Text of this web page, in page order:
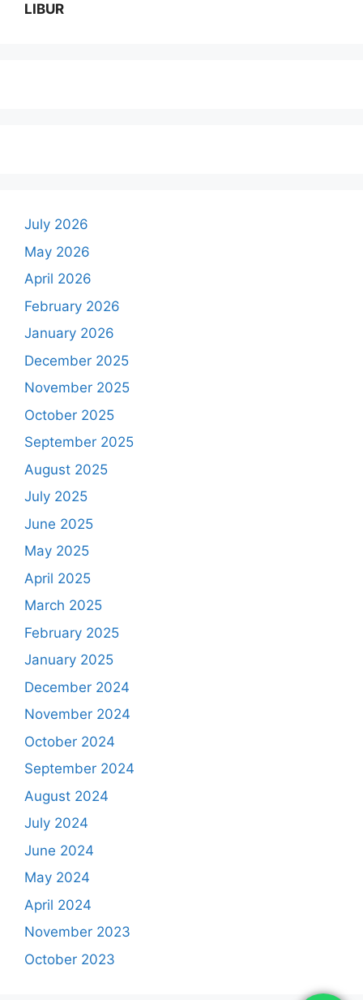
LIBUR
July 2026
May 2026
April 2026
February 2026
January 2026
December 2025
November 2025
October 2025
September 2025
August 2025
July 2025
June 2025
May 2025
April 2025
March 2025
February 2025
January 2025
December 2024
November 2024
October 2024
September 2024
August 2024
July 2024
June 2024
May 2024
April 2024
November 2023
October 2023